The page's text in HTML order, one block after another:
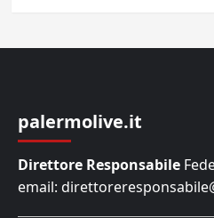
palermolive.it
Direttore Responsabile
email: